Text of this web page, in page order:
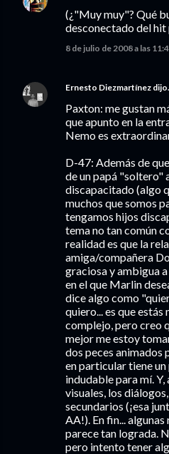
(¿"Muy muy"? Qué
desconectado del hit
8 de julio de 2008 a las
Ernesto Diezmartínez
Paxton: me gustan
que apunto en la
Nemo es
D-47: Además de
de un papá "soltero"
discapacitado (algo
muchos que somos
tengamos hijos
tema no tan común
realidad es que la
amiga/compañera
graciosa y ambigua
en el que Marlin
dice algo como
quiero... es que estás
complejo, pero creo
mejor me estoy
dos peces animados
en particular tiene
indudable para mí. Y,
visuales, los
secundarios (¡esa
AA!). En fin...
parece tan lograda.
pero intento tener